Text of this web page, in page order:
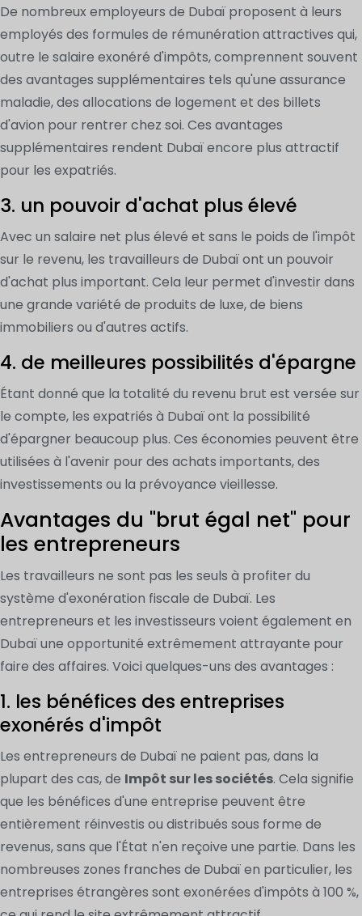
De nombreux employeurs de Dubaï proposent à leurs
employés des formules de rémunération attractives qui,
outre le salaire exonéré d'impôts, comprennent souvent
des avantages supplémentaires tels qu'une assurance
maladie, des allocations de logement et des billets
d'avion pour rentrer chez soi. Ces avantages
supplémentaires rendent Dubaï encore plus attractif
pour les expatriés.
3. un pouvoir d'achat plus élevé
Avec un salaire net plus élevé et sans le poids de l'impôt
sur le revenu, les travailleurs de Dubaï ont un pouvoir
d'achat plus important. Cela leur permet d'investir dans
une grande variété de produits de luxe, de biens
immobiliers ou d'autres actifs.
4. de meilleures possibilités d'épargne
Étant donné que la totalité du revenu brut est versée sur
le compte, les expatriés à Dubaï ont la possibilité
d'épargner beaucoup plus. Ces économies peuvent être
utilisées à l'avenir pour des achats importants, des
investissements ou la prévoyance vieillesse.
Avantages du "brut égal net" pour
les entrepreneurs
Les travailleurs ne sont pas les seuls à profiter du
système d'exonération fiscale de Dubaï. Les
entrepreneurs et les investisseurs voient également en
Dubaï une opportunité extrêmement attrayante pour
faire des affaires. Voici quelques-uns des avantages :
1. les bénéfices des entreprises
exonérés d'impôt
Les entrepreneurs de Dubaï ne paient pas, dans la
plupart des cas, de Impôt sur les sociétés. Cela signifie
que les bénéfices d'une entreprise peuvent être
entièrement réinvestis ou distribués sous forme de
revenus, sans que l'État n'en reçoive une partie. Dans les
nombreuses zones franches de Dubaï en particulier, les
entreprises étrangères sont exonérées d'impôts à 100 %,